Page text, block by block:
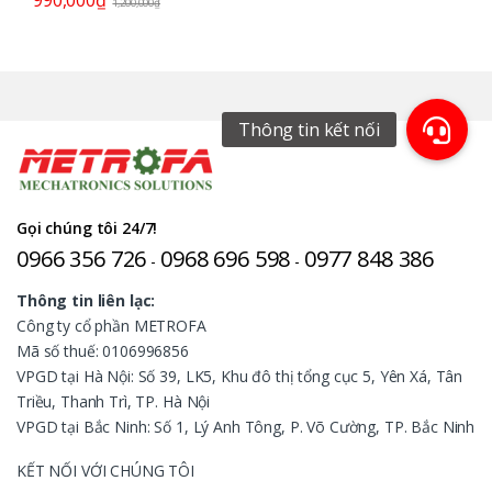
Gọi chúng tôi 24/7!
0966 356 726 - 0968 696 598 - 0977 848 386
Thông tin liên lạc:
Công ty cổ phần METROFA
Mã số thuế: 0106996856
VPGD tại Hà Nội: Số 39, LK5, Khu đô thị tổng cục 5, Yên Xá, Tân
Triều, Thanh Trì, TP. Hà Nội
VPGD tại Bắc Ninh: Số 1, Lý Anh Tông, P. Võ Cường, TP. Bắc Ninh
KẾT NỐI VỚI CHÚNG TÔI